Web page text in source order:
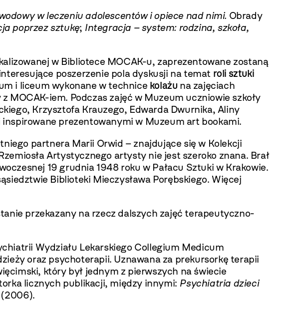
w leczeniu adolescentów i opiece nad nimi. Obrady
poprzez sztukę; Integracja – system: rodzina, szkoła,
w Bibliotece MOCAK-u, zaprezentowane zostaną
poszerzenie pola dyskusji na temat roli sztuki
i liceum wykonane w technice kolażu na zajęciach
iem. Podczas zajęć w Muzeum uczniowie szkoły
Krzysztofa Krauzego, Edwarda Dwurnika, Aliny
inspirowane prezentowanymi w Muzeum art bookami.
partnera Marii Orwid – znajdujące się w Kolekcji
Artystycznego artysty nie jest szeroko znana. Brał
19 grudnia 1948 roku w Pałacu Sztuki w Krakowie.
Biblioteki Mieczysława Porębskiego. Więcej
przekazany na rzecz dalszych zajęć terapeutyczno-
Wydziału Lekarskiego Collegium Medicum
oraz psychoterapii. Uznawana za prekursorkę terapii
który był jednym z pierwszych na świecie
licznych publikacji, między innymi: Psychiatria dzieci
(2006).